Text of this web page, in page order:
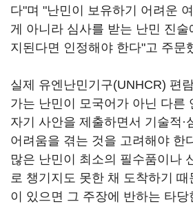
다"며 "난민이 보유하기 어려운
게 아니라 심사를 받는 난민 진
지된다면 인정해야 한다"고 주문
실제 유엔난민기구(UNHCR) 편
가는 난민이 모국어가 아닌 다른
자기 사안을 제출하면서 기술적·
어려움을 겪는 것을 고려해야 한
많은 난민이 최소의 필수품이나
로 챙기지도 못한 채 도착하기 때
이 있으면 그 주장에 반하는 타